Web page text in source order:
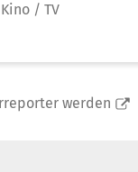
Kino / TV
werden